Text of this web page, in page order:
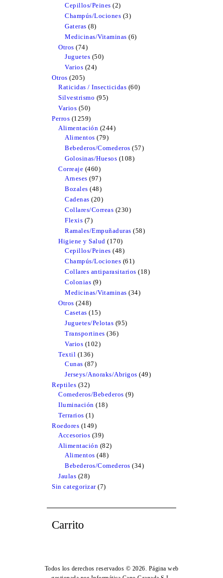
products
Cepillos/Peines 22
products
Champús/Lociones 33
Gateras 88
products
Medicinas/Vitaminas 66
Otros 7474
products
Juguetes 5050
Varios 2424
Otros 205205
products
Raticidas / Insecticidas 6060
Silvestrismo 9595
Varios 5050
products
Perros 12591259
products
Alimentación 244244
Alimentos 7979
products
Bebederos/Comederos 5757
Golosinas/Huesos 108108
Correaje 460460
products
Arneses 9797
products
Bozales 4848
products
Cadenas 2020
products
Collares/Correas 230230
Flexis 77
products
Ramales/Empuñaduras 5858
Higiene y Salud 170170
products
Cepillos/Peines 4848
products
Champús/Lociones 6161
products
Collares antiparasitarios 1818
Colonias 99
products
Medicinas/Vitaminas 3434
Otros 248248
products
Casetas 1515
products
Juguetes/Pelotas 9595
Transportines 3636
Varios 102102
Textil 136136
products
Cunas 8787
products
Jerseys/Anoraks/Abrigos 4949
Reptiles 3232
products
Comederos/Bebederos 99
Iluminación 1818
Terrarios 11
product
Roedores 149149
products
Accesorios 3939
products
Alimentación 8282
Alimentos 4848
products
Bebederos/Comederos 3434
Jaulas 2828
products
Sin categorizar 77
Carrito
Todos los derechos reservados © 2026. Página web